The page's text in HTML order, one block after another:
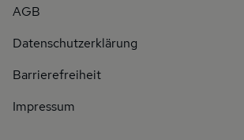
AGB
Datenschutzerklärung
Barrierefreiheit
Impressum